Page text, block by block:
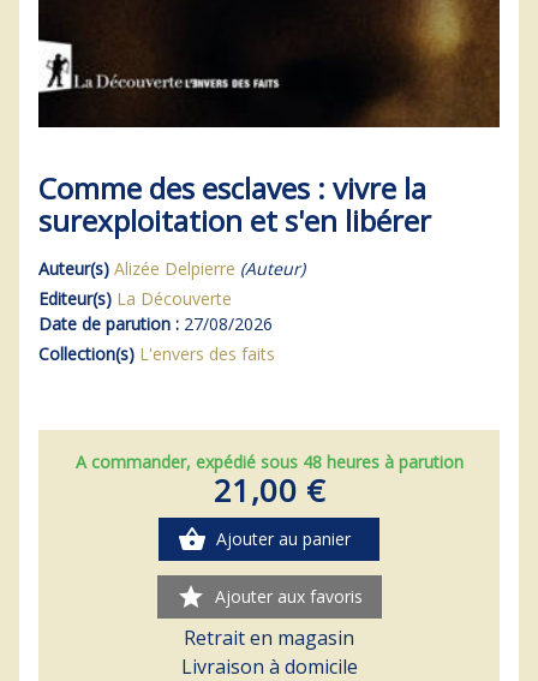
Comme des esclaves : vivre la
surexploitation et s'en libérer
Auteur(s) Alizée Delpierre (Auteur)
Editeur(s) La Découverte
Date de parution : 27/08/2026
Collection(s) L'envers des faits
A commander, expédié sous 48 heures à parution
21,00 €
shopping_basket Ajouter au panier
star Ajouter aux favoris
Retrait en magasin
Livraison à domicile